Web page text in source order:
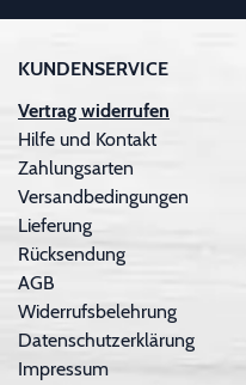
KUNDENSERVICE
Vertrag widerrufen
Hilfe und Kontakt
Zahlungsarten
Versandbedingungen
Lieferung
Rücksendung
AGB
Widerrufsbelehrung
Datenschutzerklärung
Impressum